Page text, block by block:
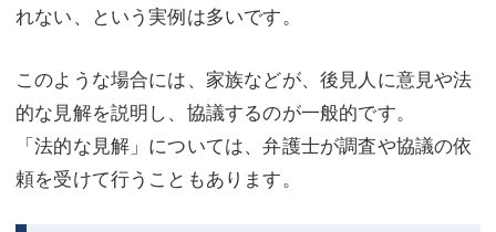
れない、という実例は多いです。
このような場合には、家族などが、後見人に意見や法
的な見解を説明し、協議するのが一般的です。
「法的な見解」については、弁護士が調査や協議の依
頼を受けて行うこともあります。